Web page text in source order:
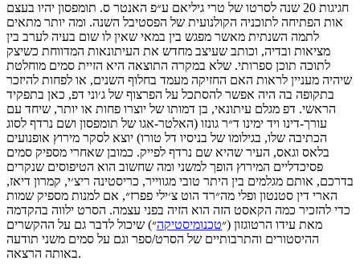
חגיגות 20 שנה לסרטו של טרי גיליאם ע״פ האנטר ס. תומפסון יהיו בעצם
אות הפתיחה לתוכניה הקולנועית של הפסטיבל השנה. ומה יותר מתאים
לתמה השנתית מאשר מפגש בין במאי שאין לו שום בעיה לערב בין
מציאות ובדיה, וכותב שעיצב מחדש את העיתונאות המדווחת כשיצק
לתוכה תוכן ספרותי. שלא במקרה התוצאה היא הזיית סמים מוחלטת
שיהיה מעניין לראות האם החזיקה מעמד בחלוף השנים, או לפחות להיזכר
בתקופה בה היה אפשר להסתכל על הפרצוף של ג׳וני דפ, כאן בתפקיד
הראשי. דפ מגלם עיתונאי, בן דמותו של יוצרו פחות או יותר, שיחד עם
עורך-דינו ויד ימינו ד״ר גונזו (האלטר-אגו של תומפסון ושם נרדף לסוג
הכתיבה שלו, בגילומו של בניסיו דל טורו) יוצא לסקר מירוץ אופנועים
בלאס וגאס, העיר שהיא שם נרדף לפייק. כמובן שאחרי מספיק סמים
פסיכדליים המירוץ הופך למשני ומה שחשוב הוא הטיפוסים שנקרים
בדרכם, אותם מגלמים בין היתר טובי מגווייר, כריסטינה ריצ׳י, קמרון דיאז,
הארי דין סטנטון ופלי מה״רד הוט צ׳ילי פפרז״, אם למנות מספיק שמות
כדי להזכיר כמה הקאסט הזה הוא הזיה בפני עצמה. הסרט ילווה בהקדמה
מאת עידו הרטוגזון (״טכנומיסטיקה״) שיכול לדבר גם על ההקשרים
ההיסטורים והתרבותיים של הסרט/ספר וגם על סמים משני תודעה
באותה הרצאה.